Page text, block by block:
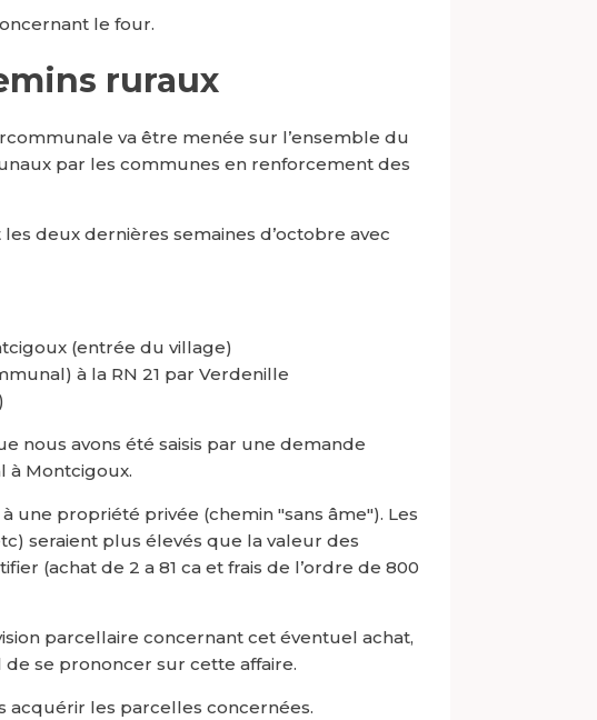
le four.
ruraux
va être menée sur l’ensemble du
par les communes en renforcement des
deux dernières semaines d’octobre avec
(entrée du village)
à la RN 21 par Verdenille
nous avons été saisis par une demande
à Montcigoux.
propriété privée (chemin "sans âme"). Les
seraient plus élevés que la valeur des
(achat de 2 a 81 ca et frais de l’ordre de 800
parcellaire concernant cet éventuel achat,
se prononcer sur cette affaire.
acquérir les parcelles concernées.